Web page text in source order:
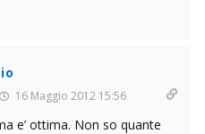
16 Maggio 2012 15:56
e’ ottima. Non so quante